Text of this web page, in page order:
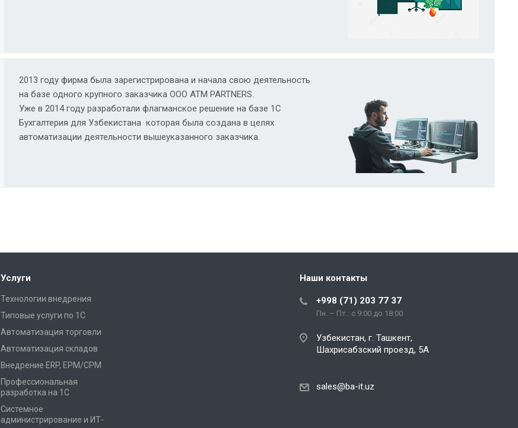
2013 году фирма была зарегистрирована и начала свою деятельность
на базе одного крупного заказчика ООО ATM PARTNERS.
Уже в 2014 году разработали флагманское решение на базе 1С
Бухгалтерия для Узбекистана которая была создана в целях
автоматизации деятельности вышеуказанного заказчика.
Услуги
Технологии внедрения
Типовые услуги по 1С
Автоматизация торговли
Автоматизация складов
Внедрение ERP, EPM/CPM
Профессиональная
разработка на 1С
Системное
администрирование и ИТ-
Наши контакты
+998 (71) 203 77 37
Пн. – Пт.: с 9:00 до 18:00
Узбекистан, г. Ташкент,
Шахрисабзский проезд, 5А
sales@ba-it.uz